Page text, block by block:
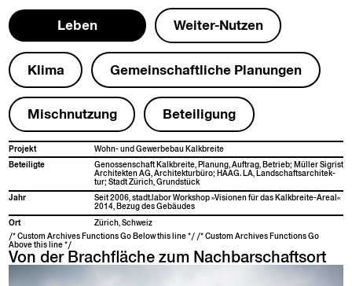
Leben Weit­er-Nutzen
Kli­ma Gemein­schaftliche Pla­nun­gen
Mis­chnutzung Beteili­gung
Pro­jekt
Wohn- und Gewer­be­bau Kalkbreite
Beteiligte
Genossen­schaft Kalk­bre­ite, Pla­nung, Auf­trag, Betrieb; Müller Sigrist
Architek­ten AG, Architek­tur­büro; HAAG. LA, Land­schaft­sar­chitek­
tur; Stadt Zürich, Grundstück
Jahr
Seit 2006, stadt.labor Work­shop »Visio­nen für das Kalk­bre­ite-Are­al«
2014, Bezug des Gebäudes
Ort
Zürich, Schweiz
/* Custom Archives Functions Go Below this line */ /* Custom Archives Functions Go
Above this line */
Von der Brachfläche zum Nachbarschaftsort